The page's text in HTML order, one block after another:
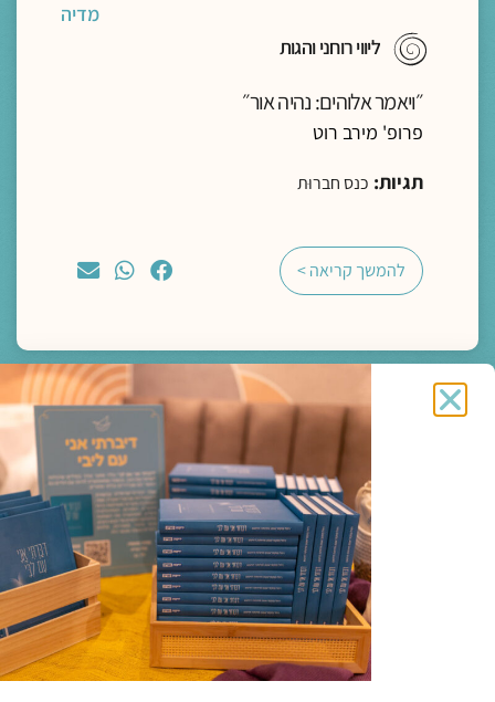
מדיה
ליווי רוחני והגות
״ויאמר אלוהים: נהיה אור״
פרופ' מירב רוט
תגיות: כנס חברוּת
להמשך קריאה >
מדיה
ליווי רוחני והגות
לתעות אל הבאר עם הנסיך הקטן | חברות מחיה
בזמני עייפות הלב
הרב פרופ' אלי הולצר
תגיות:כנס חברוּת